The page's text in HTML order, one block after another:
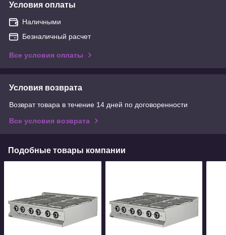
Условия оплаты
Наличными
Безналичный расчет
Все условия оплаты
Условия возврата
Возврат товара в течение 14 дней по договоренности
Все условия возврата
Подобные товары компании